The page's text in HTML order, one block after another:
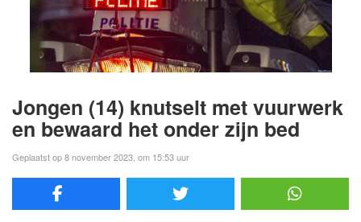
Jongen (14) knutselt met vuurwerk
en bewaard het onder zijn bed
Geplaatst op 8 november 2023, om 15:53 uur